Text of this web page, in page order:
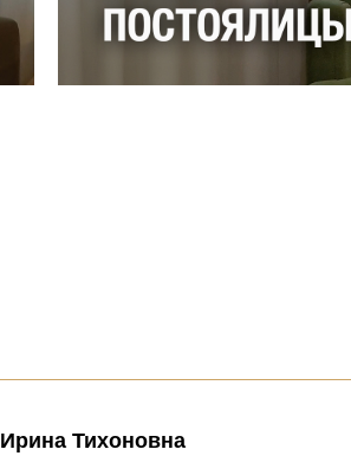
Ирина Тихоновна